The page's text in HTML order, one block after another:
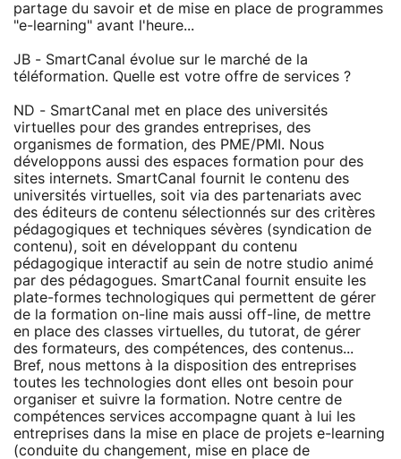
partage du savoir et de mise en place de programmes
"e-learning" avant l'heure...
JB - SmartCanal évolue sur le marché de la
téléformation. Quelle est votre offre de services ?
ND - SmartCanal met en place des universités
virtuelles pour des grandes entreprises, des
organismes de formation, des PME/PMI. Nous
développons aussi des espaces formation pour des
sites internets. SmartCanal fournit le contenu des
universités virtuelles, soit via des partenariats avec
des éditeurs de contenu sélectionnés sur des critères
pédagogiques et techniques sévères (syndication de
contenu), soit en développant du contenu
pédagogique interactif au sein de notre studio animé
par des pédagogues. SmartCanal fournit ensuite les
plate-formes technologiques qui permettent de gérer
de la formation on-line mais aussi off-line, de mettre
en place des classes virtuelles, du tutorat, de gérer
des formateurs, des compétences, des contenus...
Bref, nous mettons à la disposition des entreprises
toutes les technologies dont elles ont besoin pour
organiser et suivre la formation. Notre centre de
compétences services accompagne quant à lui les
entreprises dans la mise en place de projets e-learning
(conduite du changement, mise en place de